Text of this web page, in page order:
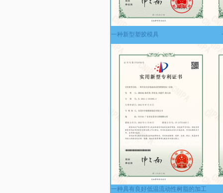
一种新型塑胶模具
一种具有良好低温流动性树脂的加工